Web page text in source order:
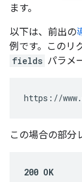
ます。
以下は、前出の
例です。このリ
fields パラメ
https://
この場合の部分
200 OK